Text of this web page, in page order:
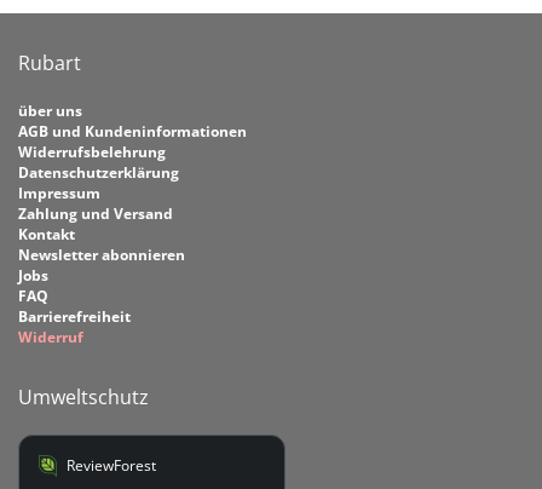
Rubart
über uns
AGB und Kundeninformationen
Widerrufsbelehrung
Datenschutzerklärung
Impressum
Zahlung und Versand
Kontakt
Newsletter abonnieren
Jobs
FAQ
Barrierefreiheit
Widerruf
Umweltschutz
ReviewForest